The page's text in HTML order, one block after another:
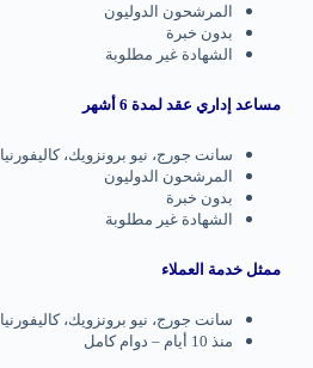
المرشحون الدوليون
بدون خبرة
الشهادة غير مطلوبة
مساعد إداري عقد لمدة 6 أشهر
سانت جورج، نيو برونزويك، كاليفورنيا
المرشحون الدوليون
بدون خبرة
الشهادة غير مطلوبة
ممثل خدمة العملاء
سانت جورج، نيو برونزويك، كاليفورنيا
منذ 10 أيام – دوام كامل